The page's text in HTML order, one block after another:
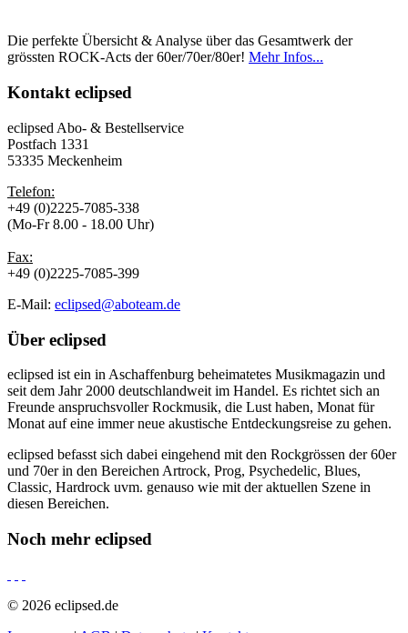
Die perfekte Übersicht & Analyse über das Gesamtwerk der
grössten ROCK-Acts der 60er/70er/80er! Mehr Infos...
Kontakt eclipsed
eclipsed Abo- & Bestellservice
Postfach 1331
53335 Meckenheim
Telefon:
+49 (0)2225-7085-338
(Mo-Fr 8.00 - 18.00 Uhr)
Fax:
+49 (0)2225-7085-399
E-Mail: eclipsed@aboteam.de
Über eclipsed
eclipsed ist ein in Aschaffenburg beheimatetes Musikmagazin und
seit dem Jahr 2000 deutschlandweit im Handel. Es richtet sich an
Freunde anspruchsvoller Rockmusik, die Lust haben, Monat für
Monat auf eine immer neue akustische Entdeckungsreise zu gehen.
eclipsed befasst sich dabei eingehend mit den Rockgrössen der 60er
und 70er in den Bereichen Artrock, Prog, Psychedelic, Blues,
Classic, Hardrock uvm. genauso wie mit der aktuellen Szene in
diesen Bereichen.
Noch mehr eclipsed
© 2026 eclipsed.de